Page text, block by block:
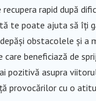
rapid după
te poate ajuta să îți
obstacolele și a
care beneficiază de
pozitivă asupra
provocărilor cu o